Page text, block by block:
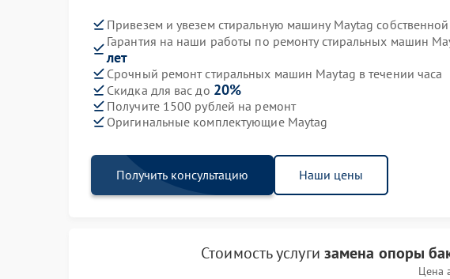
Привезем и увезем стиральную машину Maytag
Гарантия на наши работы по ремонту стиральных машин
лет
Срочный ремонт стиральных машин Maytag в течении часа
Скидка для вас до 20%
Получите 1500 рублей на ремонт
Оригинальные комплектующие Maytag
Получить консультацию Наши цены
Стоимость услуги замена опоры
Цена